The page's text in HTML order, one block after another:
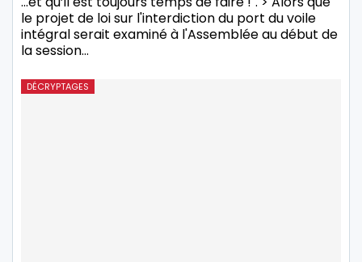
le projet de loi sur l'interdiction du port du voile
intégral serait examiné à l'Assemblée au début de
la session…
DÉCRYPTAGES